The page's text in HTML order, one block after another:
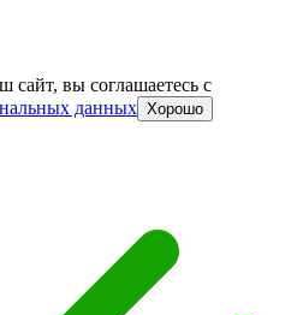
сайт, вы соглашаетесь c
данных Хорошо